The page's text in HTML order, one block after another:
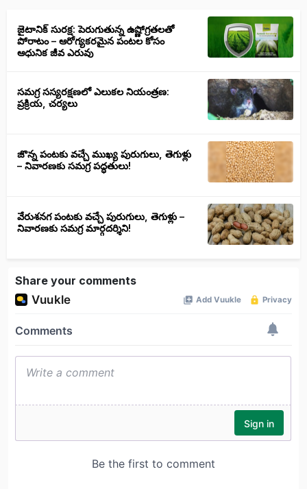
జైటానిక్ సురక్ష: పెరుగుతున్న ఉష్ణోగ్రతలతో
పోరాటం – ఆరోగ్యకరమైన పంటల కోసం
ఆధునిక జీవ ఎరువు
సమగ్ర సస్యరక్షణలో ఎలుకల నియంత్రణ:
ప్రక్రియ, చర్యలు
జొన్న పంటకు వచ్చే ముఖ్య పురుగులు, తెగుళ్లు
– నివారణకు సమగ్ర పద్ధతులు!
వేరుశనగ పంటకు వచ్చే పురుగులు, తెగుళ్లు –
నివారణకు సమగ్ర మార్గదర్శిని!
Share your comments